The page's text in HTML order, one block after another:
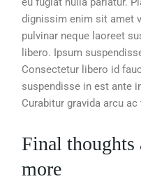
dignissim enim sit amet
pulvinar neque laoreet
libero. Ipsum
Consectetur libero id
suspendisse in est ante
Curabitur gravida arcu
Final thoughts
more